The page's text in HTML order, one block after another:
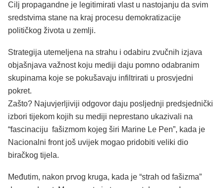
Cilj propagandne je legitimirati vlast u nastojanju da svim
sredstvima stane na kraj procesu demokratizacije
političkog života u zemlji.
Strategija utemeljena na strahu i odabiru zvučnih izjava
objašnjava važnost koju mediji daju pomno odabranim
skupinama koje se pokušavaju infiltrirati u prosvjedni
pokret.
Zašto? Najuvjerljiviji odgovor daju posljednji predsjednički
izbori tijekom kojih su mediji neprestano ukazivali na
“fascinaciju fašizmom kojeg širi Marine Le Pen”, kada je
Nacionalni front još uvijek mogao pridobiti veliki dio
biračkog tijela.
Međutim, nakon prvog kruga, kada je “strah od fašizma”